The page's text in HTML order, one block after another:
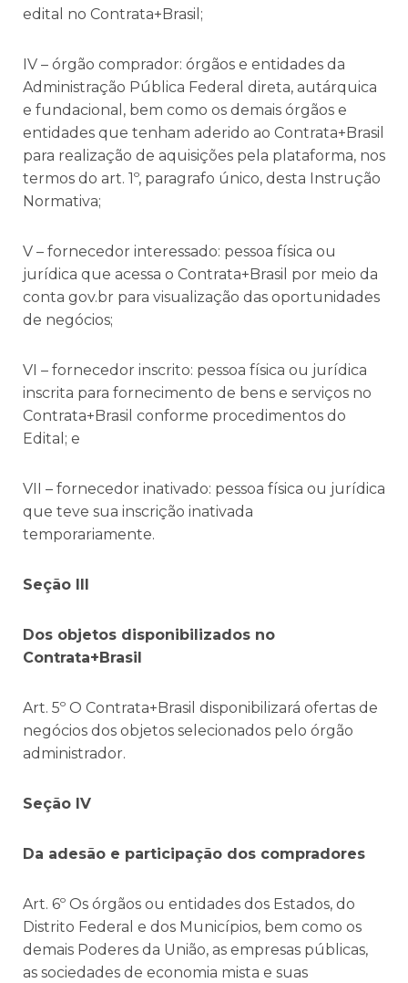
edital no Contrata+Brasil;
IV – órgão comprador: órgãos e entidades da
Administração Pública Federal direta, autárquica
e fundacional, bem como os demais órgãos e
entidades que tenham aderido ao Contrata+Brasil
para realização de aquisições pela plataforma, nos
termos do art. 1º, paragrafo único, desta Instrução
Normativa;
V – fornecedor interessado: pessoa física ou
jurídica que acessa o Contrata+Brasil por meio da
conta gov.br para visualização das oportunidades
de negócios;
VI – fornecedor inscrito: pessoa física ou jurídica
inscrita para fornecimento de bens e serviços no
Contrata+Brasil conforme procedimentos do
Edital; e
VII – fornecedor inativado: pessoa física ou jurídica
que teve sua inscrição inativada
temporariamente.
Seção III
Dos objetos disponibilizados no
Contrata+Brasil
Art. 5º O Contrata+Brasil disponibilizará ofertas de
negócios dos objetos selecionados pelo órgão
administrador.
Seção IV
Da adesão e participação dos compradores
Art. 6º Os órgãos ou entidades dos Estados, do
Distrito Federal e dos Municípios, bem como os
demais Poderes da União, as empresas públicas,
as sociedades de economia mista e suas